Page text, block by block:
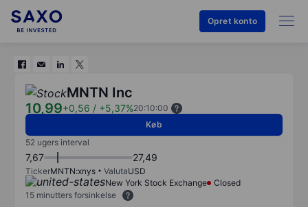
Opret konto
MNTN Inc
10,99+0,56 / +5,37%20:10:00
Køb
52 ugers interval
7,67 27,49
TickerMNTN:xnys ValutaUSD
New York Stock Exchange
Closed
15 minutters forsinkelse